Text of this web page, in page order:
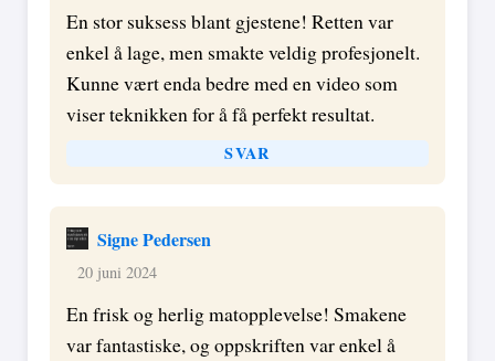
En stor suksess blant gjestene! Retten var
enkel å lage, men smakte veldig profesjonelt.
Kunne vært enda bedre med en video som
viser teknikken for å få perfekt resultat.
SVAR
Signe Pedersen
20 juni 2024
En frisk og herlig matopplevelse! Smakene
var fantastiske, og oppskriften var enkel å